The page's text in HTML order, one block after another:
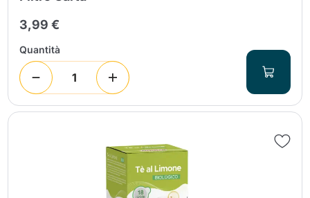
3,99 €
Quantità